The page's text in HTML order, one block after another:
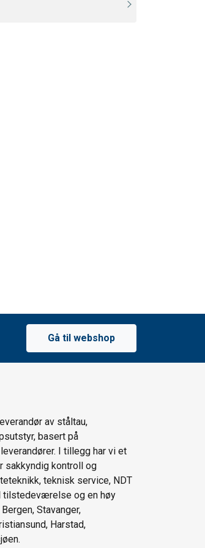
Gå til webshop
av ståltau,
basert på
I tillegg har vi et
sakkyndig kontroll og
teknisk service, NDT
tilstedeværelse og en høy
Stavanger,
Harstad,